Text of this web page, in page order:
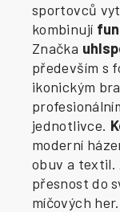
sportovců
kombinují
Značka
především s
ikonickým
jednotlivce.
moderní
obuv a textil.
přesnost do
míčových her.